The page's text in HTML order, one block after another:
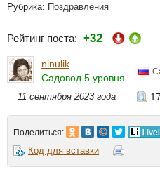
Рубрика: Поздравления
Рейтинг поста: +32
ninulik
Садовод 5 уровня
11 сентября 2023 года
Поделиться:
Код для вставки